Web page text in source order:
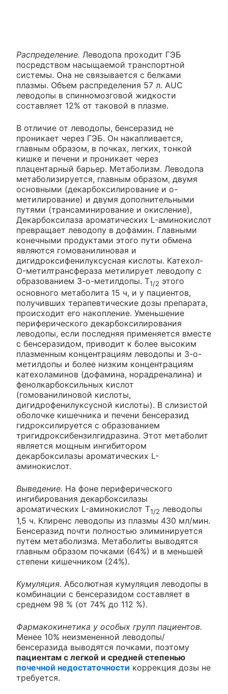
Распределение. Леводопа проходит ГЭБ
посредством насыщаемой транспортной
системы. Она не связывается с белками
плазмы. Объем распределения 57 л. AUC
леводопы в спинномозговой жидкости
составляет 12% от таковой в плазме.
В отличие от леводопы, бенсеразид не
проникает через ГЭБ. Он накапливается,
главным образом, в почках, легких, тонкой
кишке и печени и проникает через
плацентарный барьер. Метаболизм. Леводопа
метаболизируется, главным образом, двумя
основными (декарбоксилирование и o-
метилирование) и двумя дополнительными
путями (трансаминирование и окисление),
Декарбоксилаза ароматических L-аминокислот
превращает леводопу в дофамин. Главными
конечными продуктами этого пути обмена
являются гомованилиновая и
дигидроксифенилуксусная кислоты. Катехол-
O-метилтрансфераза метилирует леводопу с
образованием 3-о-метилдопы. T1/2 этого
основного метаболита 15 ч, и у пациентов,
получивших терапевтические дозы препарата,
происходит его накопление. Уменьшение
периферического декарбоксилирования
леводопы, если последняя применяется вместе
с бенсеразидом, приводит к более высоким
плазменным концентрациям леводопы и 3-о-
метилдопы и более низким концентрациям
катехоламинов (дофамина, норадреналина) и
фенолкарбоксильных кислот
(гомованилиновой кислоты,
дигидрофенилуксусной кислоты). В слизистой
оболочке кишечника и печени бенсеразид
гидроксилируется с образованием
тригидроксибензилгидразина. Этот метаболит
является мощным ингибитором
декарбоксилазы ароматических L-
аминокислот.
Выведение. На фоне периферического
ингибирования декарбоксилазы
ароматических L-аминокислот T1/2 леводопы
1,5 ч. Клиренс леводопы из плазмы 430 мл/мин.
Бенсеразид почти полностью элиминируется
путем метаболизма. Метаболиты выводятся
главным образом почками (64%) и в меньшей
степени кишечником (24%).
Кумуляция. Абсолютная кумуляция леводопы в
комбинации с бенсеразидом составляет в
среднем 98 % (от 74% до 112 %).
Фармакокинетика у особых групп пациентов.
Менее 10% неизмененной леводопы/
бенсеразида выводятся почками, поэтому
пациентам с легкой и средней степенью
почечной недостаточности коррекция дозы не
требуется.